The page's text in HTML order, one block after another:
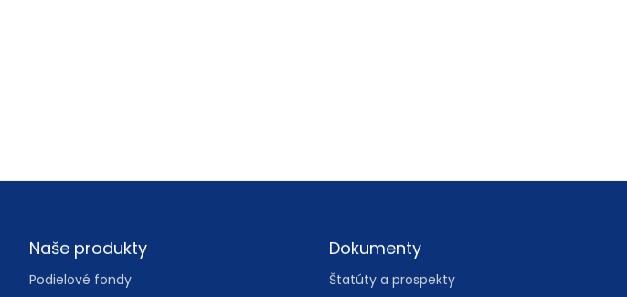
Footer
Naše produkty
Podielové fondy
Dokumenty
Štatúty a prospekty